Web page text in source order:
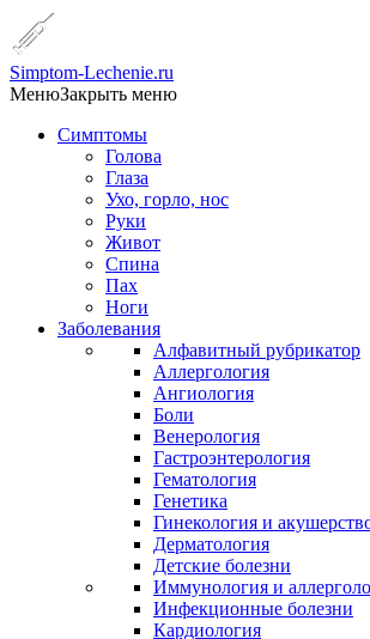
Simptom-Lechenie.ru
МенюЗакрыть меню
Симптомы
Голова
Глаза
Ухо, горло, нос
Руки
Живот
Спина
Пах
Ноги
Заболевания
Алфавитный рубрикатор
Аллергология
Ангиология
Боли
Венерология
Гастроэнтерология
Гематология
Генетика
Гинекология и
Дерматология
Детские болезни
Иммунология и
Инфекционные болезни
Кардиология